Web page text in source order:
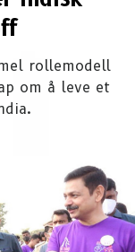
rollemodell
om å leve et